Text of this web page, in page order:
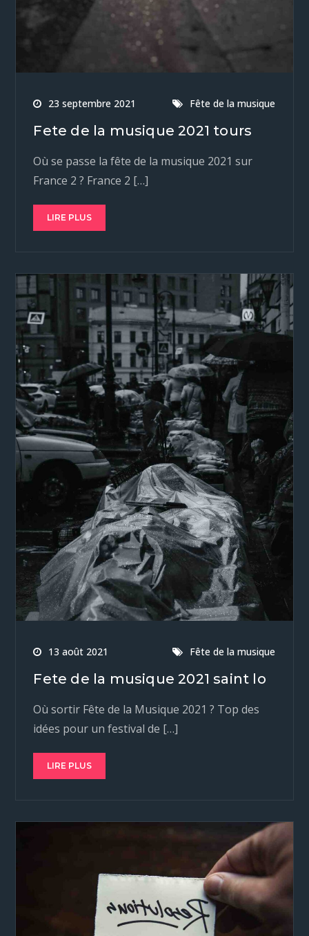
23 septembre 2021 Fête de la musique
Fete de la musique 2021 tours
Où se passe la fête de la musique 2021 sur
France 2 ? France 2 […]
LIRE PLUS
13 août 2021 Fête de la musique
Fete de la musique 2021 saint lo
Où sortir Fête de la Musique 2021 ? Top des
idées pour un festival de […]
LIRE PLUS